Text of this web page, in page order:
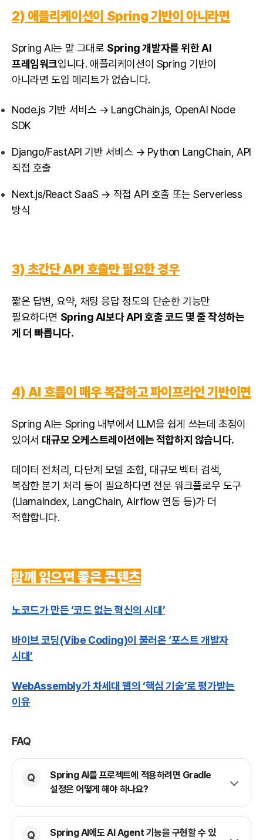
2) 애플리케이션이 Spring 기반이 아니라면
Spring AI는 말 그대로 Spring 개발자를 위한 AI
프레임워크입니다. 애플리케이션이 Spring 기반이
아니라면 도입 메리트가 없습니다.
Node.js 기반 서비스 → LangChain.js, OpenAI Node
SDK
Django/FastAPI 기반 서비스 → Python LangChain, API
직접 호출
Next.js/React SaaS → 직접 API 호출 또는 Serverless
방식
3) 초간단 API 호출만 필요한 경우
짧은 답변, 요약, 채팅 응답 정도의 단순한 기능만
필요하다면 Spring AI보다 API 호출 코드 몇 줄 작성하는
게 더 빠릅니다.
4) AI 흐름이 매우 복잡하고 파이프라인 기반이면
Spring AI는 Spring 내부에서 LLM을 쉽게 쓰는데 초점이
있어서 대규모 오케스트레이션에는 적합하지 않습니다.
데이터 전처리, 다단계 모델 조합, 대규모 벡터 검색,
복잡한 분기 처리 등이 필요하다면 전문 워크플로우 도구
(LlamaIndex, LangChain, Airflow 연동 등)가 더
적합합니다.
함께 읽으면 좋은 콘텐츠
노코드가 만든 ‘코드 없는 혁신의 시대’
바이브 코딩(Vibe Coding)이 불러온 ‘포스트 개발자
시대’
WebAssembly가 차세대 웹의 ‘핵심 기술’로 평가받는
이유
FAQ
Spring AI를 프로젝트에 적용하려면 Gradle
설정은 어떻게 해야 하나요?
Spring AI에도 AI Agent 기능을 구현할 수 있